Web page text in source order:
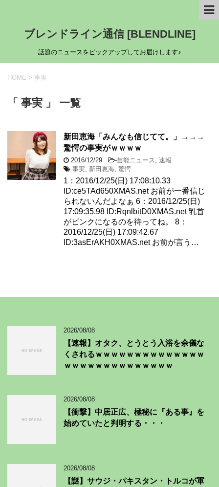
ブレンドライン通信 [BLENDLINE]
話題のニュースをピックアップしてお届けします♪
HOME > 事実
「 事実 」 一覧
新田恵海「みんなも信じてて。」→→→
驚愕の事実がｗｗｗｗ
2016/12/29 -芸能ニュース
速報
事実 新田恵海 驚愕
1：2016/12/25(日) 17:08:10.33
ID:ce5TAd650XMAS.net お前が一番信じ
られないんだよなぁ 6：2016/12/25(日)
17:09:35.98 ID:RqnlbitD0XMAS.net 乳首
がピンクになるのを待ってね。 8：
2016/12/25(日) 17:09:42.67
ID:3asErAKH0XMAS.net お前が言う…
2026/08/08
【速報】オタク、とうとう入浴を余儀な
くされるｗｗｗｗｗｗｗｗｗｗｗｗｗｗ
ｗｗｗｗｗｗｗｗｗｗｗｗｗｗ
2026/08/08
【衝撃】中居正広、極秘に『ある事』を
始めていたと判明する・・・
2026/08/08
【謎】サウジ・パキスタン・トルコが軍